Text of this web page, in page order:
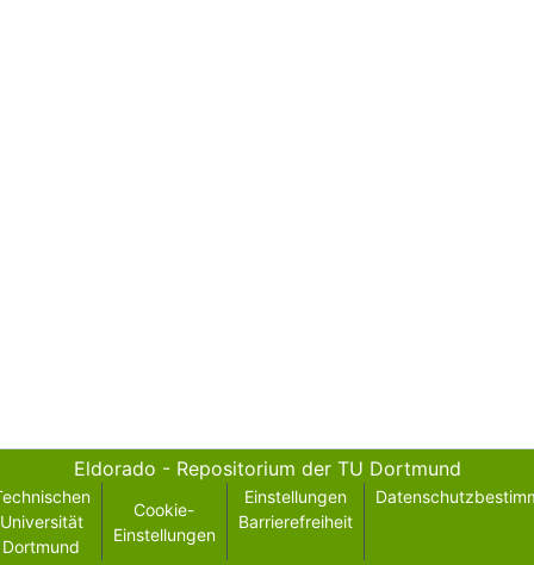
Eldorado - Repositorium der TU Dortmund
Universität
Dortmund
Cookie-
Einstellungen
Einstellungen
Barrierefreiheit